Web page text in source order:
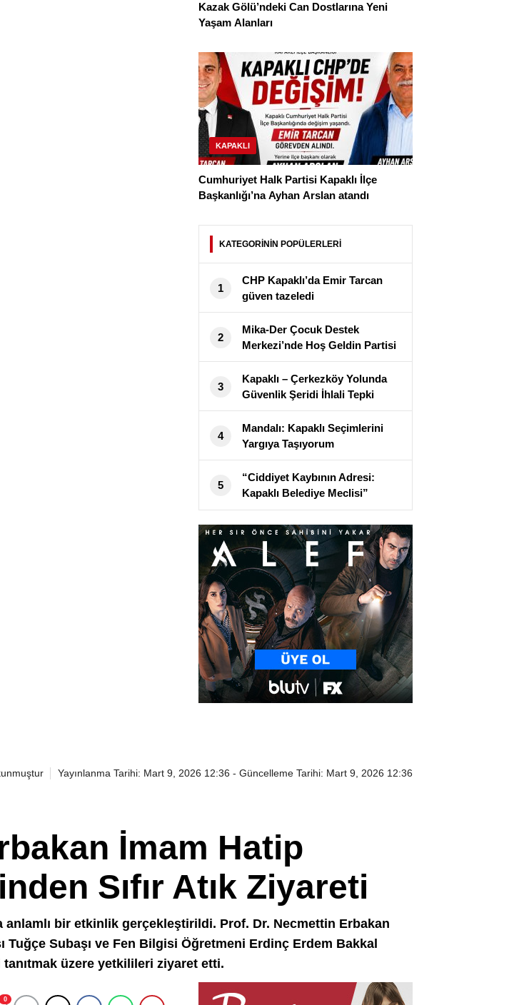
Kazak Gölü’ndeki Can Dostlarına Yeni
Yaşam Alanları
KAPAKLI
Cumhuriyet Halk Partisi Kapaklı İlçe
Başkanlığı’na Ayhan Arslan atandı
KATEGORİNİN POPÜLERLERİ
1
CHP Kapaklı’da Emir Tarcan
güven tazeledi
2
Mika-Der Çocuk Destek
Merkezi’nde Hoş Geldin Partisi
3
Kapaklı – Çerkezköy Yolunda
Güvenlik Şeridi İhlali Tepki
Topluyor
4
Mandalı: Kapaklı Seçimlerini
Yargıya Taşıyorum
5
“Ciddiyet Kaybının Adresi:
Kapaklı Belediye Meclisi”
Yayınlanma Tarihi: Mart 9, 2026 12:36 - Güncelleme Tarihi: Mart 9, 2026 12:36
İmam Hatip
Sıfır Atık Ziyareti
anlamlı bir etkinlik gerçekleştirildi. Prof. Dr. Necmettin Erbakan
Subaşı ve Fen Bilgisi Öğretmeni Erdinç Erdem Bakkal
üzere yetkilileri ziyaret etti.
0